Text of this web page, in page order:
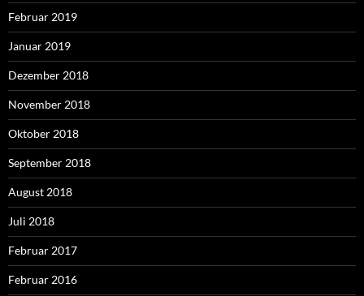
Februar 2019
Januar 2019
Dezember 2018
November 2018
Oktober 2018
September 2018
August 2018
Juli 2018
Februar 2017
Februar 2016